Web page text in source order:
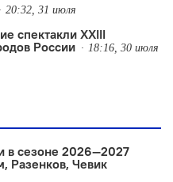
20:32, 31 июля
спектакли XXIII
России
18:16, 30 июля
в сезоне 2026—2027
Разенков, Чевик